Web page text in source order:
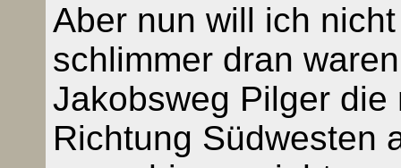
Aber nun will ich
schlimmer dran
Jakobsweg Pilger
Richtung Südwesten